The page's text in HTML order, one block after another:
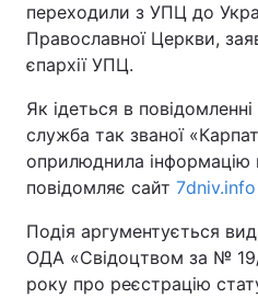
переходили з УПЦ до
Православної Церкви,
єпархії УПЦ.
Як ідеться в
служба так званої
оприлюднила інформацію
повідомляє сайт 7dniv.info
Подія аргументується
ОДА «Свідоцтвом за №
року про реєстрацію